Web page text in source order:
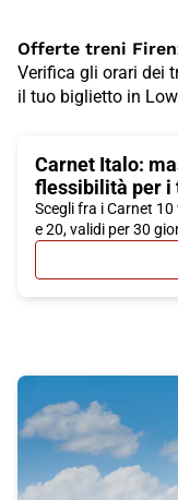
Offerte treni
Verifica gli orari dei
il tuo biglietto in
Carnet Italo:
flessibilità per i
Scegli fra i Carnet
e 20, validi per 30